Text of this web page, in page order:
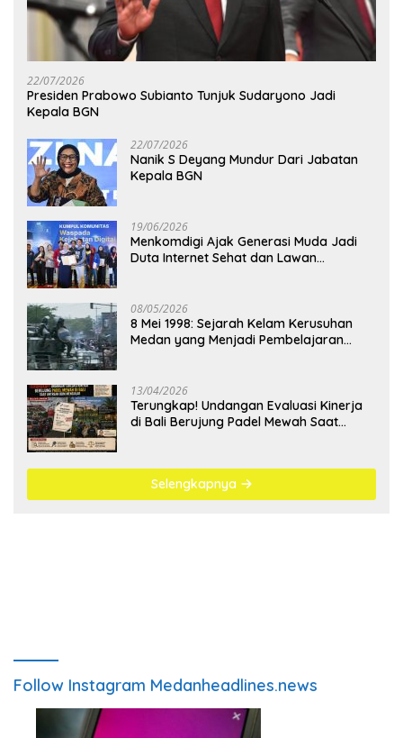
22/07/2026
Presiden Prabowo Subianto Tunjuk Sudaryono Jadi
Kepala BGN
22/07/2026
Nanik S Deyang Mundur Dari Jabatan
Kepala BGN
19/06/2026
Menkomdigi Ajak Generasi Muda Jadi
Duta Internet Sehat dan Lawan
08/05/2026
8 Mei 1998: Sejarah Kelam Kerusuhan
Medan yang Menjadi Pembelajaran
13/04/2026
Terungkap! Undangan Evaluasi Kinerja
di Bali Berujung Padel Mewah Saat
Selengkapnya
Follow Instagram Medanheadlines.news